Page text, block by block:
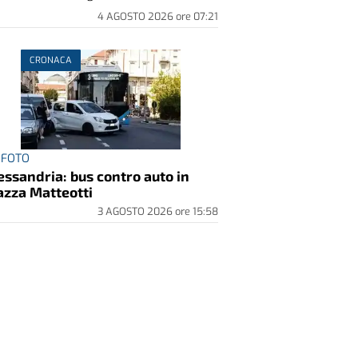
4 AGOSTO 2026ore 07:21
CRONACA
bus contro auto in
Matteotti
3 AGOSTO 2026ore 15:58